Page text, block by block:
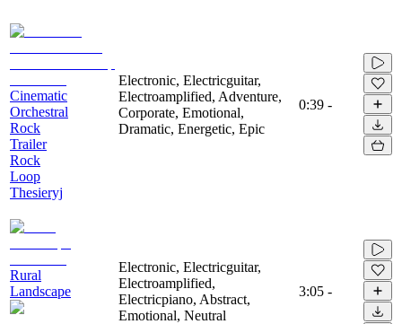
Cinematic
Orchestral
Rock
Trailer
Rock
Loop
Thesieryj
Electronic, Electricguitar,
Electroamplified, Adventure,
Corporate, Emotional,
Dramatic, Energetic, Epic
0:39 -
Rural
Landscape
Electronic, Electricguitar,
Electroamplified,
Electricpiano, Abstract,
Emotional, Neutral
3:05 -